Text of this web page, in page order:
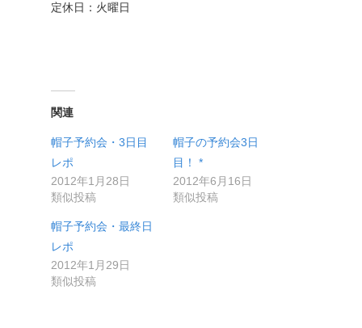
定休日：火曜日
関連
帽子予約会・3日目
レポ
2012年1月28日
類似投稿
帽子の予約会3日
目！ *
2012年6月16日
類似投稿
帽子予約会・最終日
レポ
2012年1月29日
類似投稿